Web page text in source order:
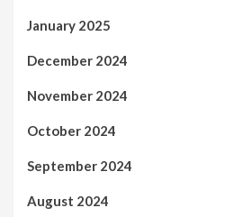
January 2025
December 2024
November 2024
October 2024
September 2024
August 2024